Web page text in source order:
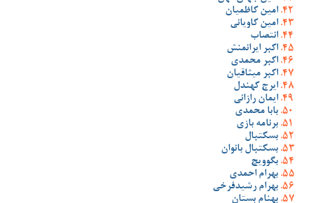
امین کاظمیان
امین کاویانی
انتصاب
اکبر ایرانمنش
اکبر محمدی
اکبر میثاقیان
ایرج کهندل
ایمان رازانی
بابا محمدی
برنامه بازی
بسکتبال
بسکتبال بانوان
بگوویچ
بهرام احمدی
بهرام رشیدفرخی
بهنام بستان